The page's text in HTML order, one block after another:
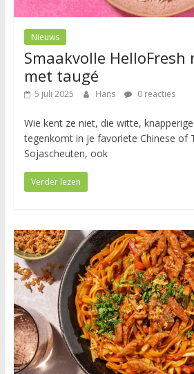
Nieuws
Smaakvolle
met taugé
5 juli 2025 Hans 0 reacties
Wie kent ze niet, die witte,
tegenkomt in je favoriete Chinese of
Sojascheuten, ook
Verder lezen